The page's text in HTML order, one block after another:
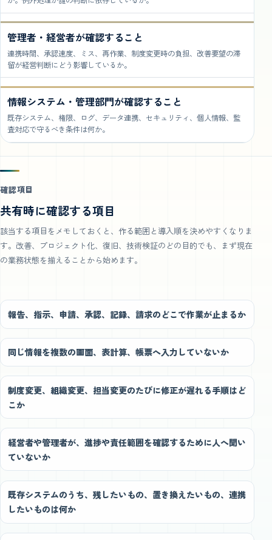
管理者・経営者が確認すること
連携時間、承認速度、ミス、再作業、制度変更時の負担、改善要望の滞
留が経営判断にどう影響しているか。
情報システム・管理部門が確認すること
既存システム、権限、ログ、データ連携、セキュリティ、個人情報、監
査対応で守るべき条件は何か。
確認項目
共有時に確認する項目
該当する項目をメモしておくと、作る範囲と導入順を決めやすくなりま
す。改善、プロジェクト化、復旧、技術検証のどの目的でも、まず現在
の業務状態を揃えることから始めます。
報告、指示、申請、承認、記録、請求のどこで作業が止まるか
同じ情報を複数の画面、表計算、帳票へ入力していないか
制度変更、組織変更、担当変更のたびに修正が遅れる手順はど
こか
経営者や管理者が、進捗や責任範囲を確認するために人へ聞い
ていないか
既存システムのうち、残したいもの、置き換えたいもの、連携
したいものは何か